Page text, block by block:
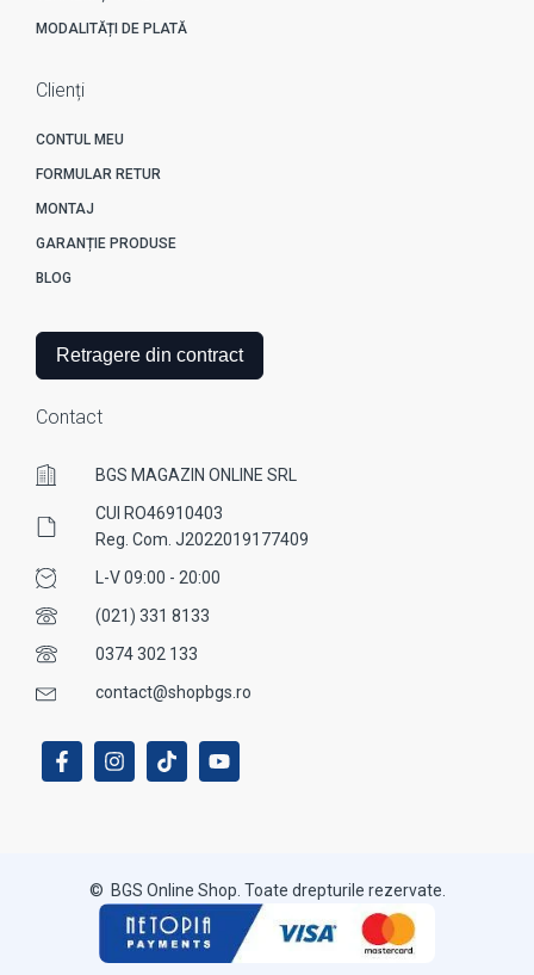
MODALITĂȚI DE PLATĂ
Clienți
CONTUL MEU
FORMULAR RETUR
MONTAJ
GARANȚIE PRODUSE
BLOG
Retragere din contract
Contact
BGS MAGAZIN ONLINE SRL
CUI RO46910403
Reg. Com. J2022019177409
L-V 09:00 - 20:00
(021) 331 8133
0374 302 133
contact@shopbgs.ro
© BGS Online Shop. Toate drepturile rezervate.